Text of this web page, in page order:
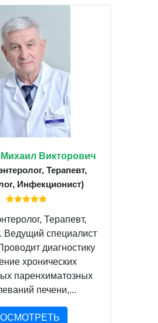
Викторович
Терапевт,
Инфекционист)
Терапевт,
Ведущий специалист
диагностику
хронических
паренхиматозных
печени,...